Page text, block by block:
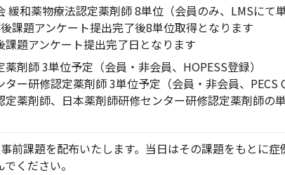
緩和薬物療法認定薬剤師 8単位（会員のみ、LMSにて単
課題アンケート提出完了後8単位取得となります
題アンケート提出完了日となります
剤師 3単位予定（会員・非会員、HOPESS登録）
ター研修認定薬剤師 3単位予定（会員・非会員、PECS
薬剤師、日本薬剤師研修センター研修認定薬剤師の
前課題を配布いたします。当日はその課題をもとに
ください。